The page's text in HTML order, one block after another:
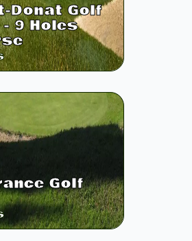
Donat Golf
9 Holes
Golf